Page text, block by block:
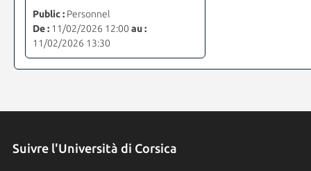
Public :Personnel
De :11/02/2026 12:00 au :
11/02/2026 13:30
Suivre l'Università di Corsica